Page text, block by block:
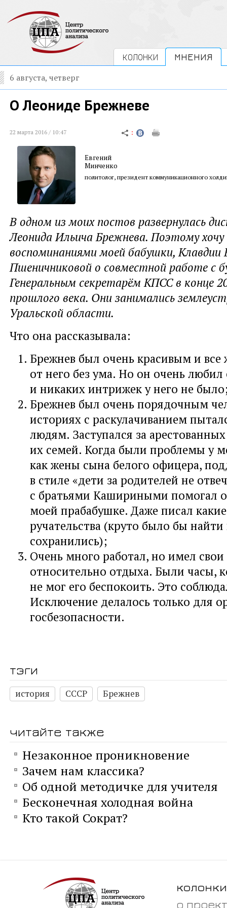
КОЛОНКИ МНЕНИЯ
6 августа, четверг
О Леониде Брежневе
22 марта 2016 / 10:47
Евгений
Минченко
политолог, президент коммуникационного
В одном из моих постов развернулась
Леонида Ильича Брежнева. Поэтому хочу
воспоминаниями моей бабушки, Клавдии
Пшеничниковой о совместной работе с
Генеральным секретарём КПСС в конце
прошлого века. Они занимались
Уральской области.
Что она рассказывала:
Брежнев был очень красивым и
от него без ума. Но он очень
и никаких интрижек у него не
Брежнев был очень порядочным
историях с раскулачиванием
людям. Заступался за
их семей. Когда были проблемы у
как жены сына белого офицера,
в стиле «дети за родителей не
с братьями Кашириными помогал
моей прабабушке. Даже писал
ручательства (круто было бы найти
сохранились);
Очень много работал, но имел свои
относительно отдыха. Были часы,
не мог его беспокоить. Это
Исключение делалось только для
госбезопасности.
тэги
история СССР Брежнев
читайте также
Незаконное проникновение
Зачем нам классика?
Об одной методичке для учителя
Бесконечная холодная война
Кто такой Сократ?
колонки
о